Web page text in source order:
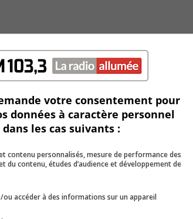
entre 2012 et 2016, Alain Therrien a
aux côtés du chef Yves-François
régionale, l’agriculture, les valeurs et le
le français comme langue commune au
votre consentement pour
données à caractère personnel
dans les cas suivants :
contenu personnalisés, mesure de performance des
du contenu, études d’audience et développement de
accéder à des informations sur un appareil